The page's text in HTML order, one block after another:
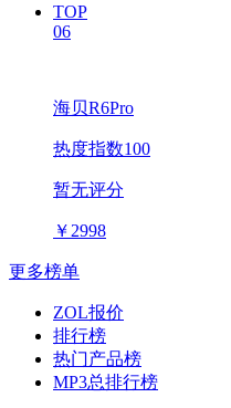
TOP
06
海贝R6Pro
热度指数100
暂无评分
￥ 2998
更多榜单
ZOL报价
排行榜
热门产品榜
MP3总排行榜